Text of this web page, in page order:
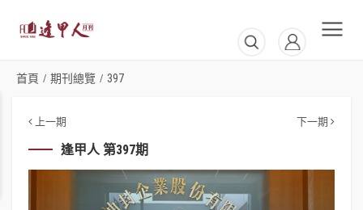
首頁 / 期刊總覽 / 397
上一期 下一期
逢甲人 第397期